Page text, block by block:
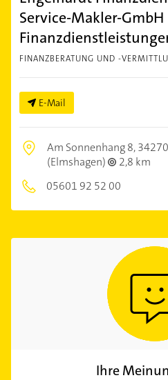
Service-Makler-GmbH
FINANZBERATUNG UND -
E-Mail
Am Sonnenhang 8,
(Elmshagen)
2,8 km
05601 92 52 00
Ihre